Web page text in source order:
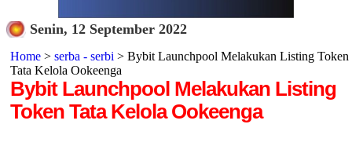
Senin, 12 September 2022
Home> serba - serbi > Bybit Launchpool Melakukan Listing Token
Tata Kelola Ookeenga
Bybit Launchpool Melakukan Listing
Token Tata Kelola Ookeenga